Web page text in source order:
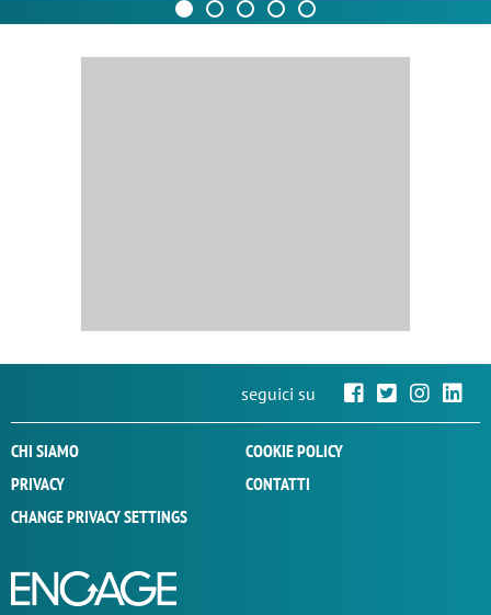
seguici su
CHI SIAMO
COOKIE POLICY
PRIVACY
CONTATTI
CHANGE PRIVACY SETTINGS